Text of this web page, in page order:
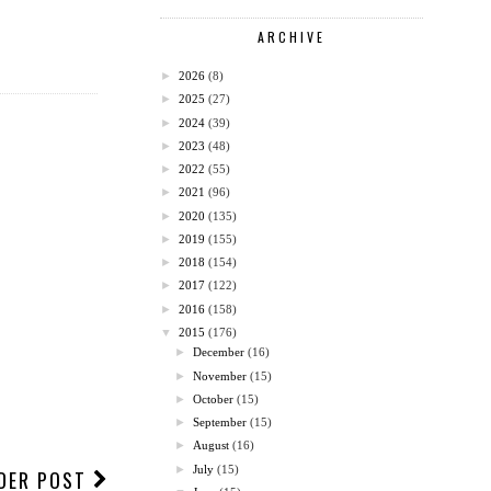
POST
ARCHIVE
► 2026 (8)
► 2025 (27)
► 2024 (39)
► 2023 (48)
► 2022 (55)
► 2021 (96)
► 2020 (135)
► 2019 (155)
► 2018 (154)
► 2017 (122)
► 2016 (158)
▼
2015 (176)
►December (16)
►November (15)
►October (15)
►September (15)
► August (16)
►July (15)